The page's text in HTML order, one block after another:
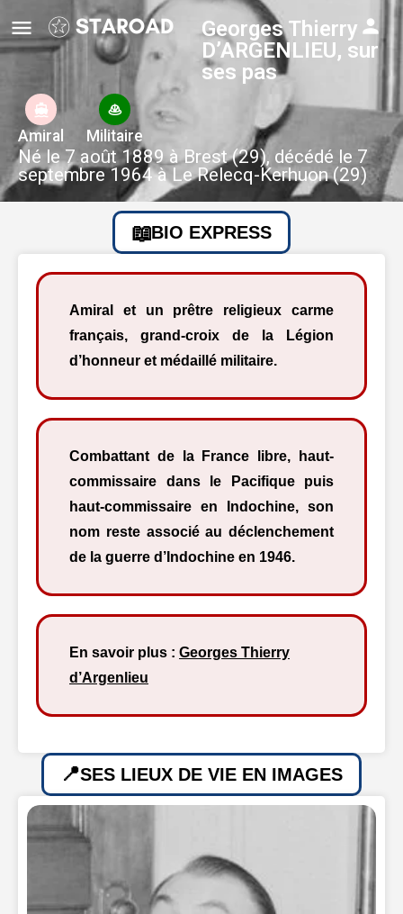
Georges Thierry
D’ARGENLIEU, sur
ses pas
Amiral Militaire
Né le 7 août 1889 à Brest (29), décédé le 7
septembre 1964 à Le Relecq-Kerhuon (29)
BIO EXPRESS
Amiral et un prêtre religieux carme
français, grand-croix de la Légion
d’honneur et médaillé militaire.
Combattant de la France libre, haut-
commissaire dans le Pacifique puis
haut-commissaire en Indochine, son
nom reste associé au déclenchement
de la guerre d’Indochine en 1946.
En savoir plus : Georges Thierry
d’Argenlieu
SES LIEUX DE VIE EN IMAGES